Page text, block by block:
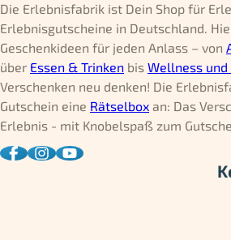
Die Erlebnisfabrik ist Dein Shop für
Erlebnisgutscheine in Deutschland.
Geschenkideen für jeden Anlass – von
über Essen & Trinken bis Wellness und
Verschenken neu denken! Die
Gutschein eine Rätselbox an: Das
Erlebnis - mit Knobelspaß zum